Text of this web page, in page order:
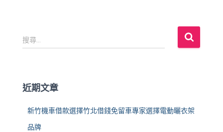
搜
尋
:
搜尋...
近期文章
新竹機車借款選擇竹北借錢免留車專家選擇電動曬衣架
品牌